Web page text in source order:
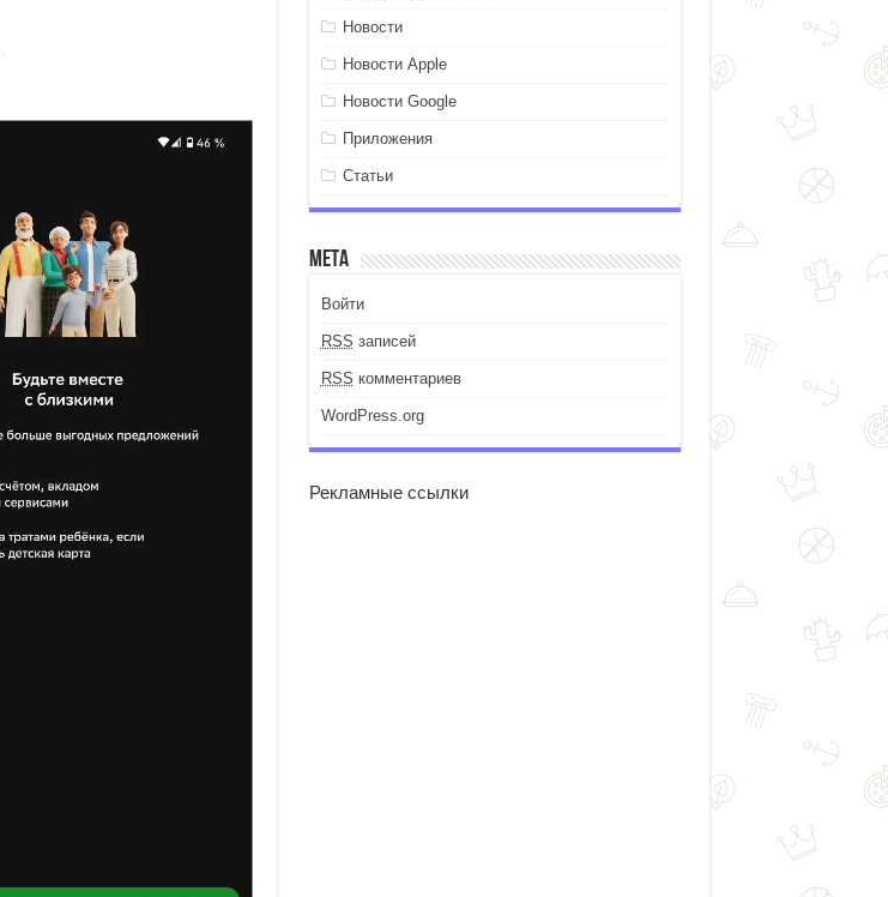
Новости
Новости Apple
Новости Google
Приложения
Статьи
Мета
Войти
RSS записей
RSS комментариев
WordPress.org
Рекламные ссылки